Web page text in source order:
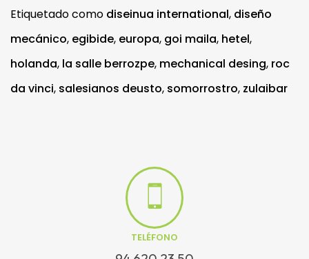
Etiquetado como diseinua international, diseño
mecánico, egibide, europa, goi maila, hetel,
holanda, la salle berrozpe, mechanical desing, roc
da vinci, salesianos deusto, somorrostro, zulaibar
TELÉFONO